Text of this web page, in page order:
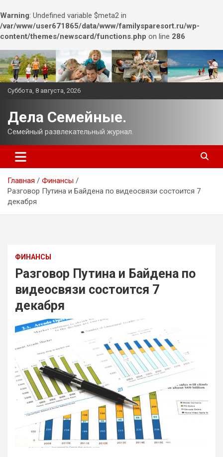
Warning: Undefined variable $meta2 in
/var/www/user671865/data/www/familysparesort.ru/wp-
content/themes/newscard/functions.php on line 286
Перейти
к
содержимому
Суббота, 8 августа, 2026
Дела Семейные.
Семейный развлекательный журнал.
Главная
Финансы
Разговор Путина и Байдена по видеосвязи состоится 7
декабря
ФИНАНСЫ
Разговор Путина и Байдена по
видеосвязи состоится 7
декабря